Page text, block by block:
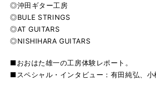
◎沖田ギター工房
◎BULE STRINGS
◎AT GUITARS
◎NISHIHARA GUITARS
■おおはた雄一の工房体験レポート。
■スペシャル・インタビュー：有田純弘、小